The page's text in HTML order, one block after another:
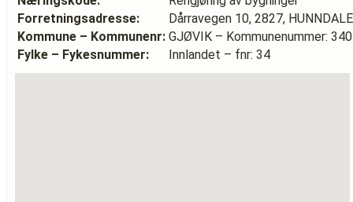
Forretningsadresse:
Dårravegen 10, 2827,
Kommune – Kommunenr: GJØVIK – Kommunenummer:
Fylke – Fykesnummer:
Innlandet – fnr: 34